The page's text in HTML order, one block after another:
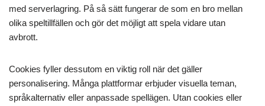
med serverlagring. På så sätt fungerar de som en bro mellan
olika speltillfällen och gör det möjligt att spela vidare utan
avbrott.
Cookies fyller dessutom en viktig roll när det gäller
personalisering. Många plattformar erbjuder visuella teman,
språkalternativ eller anpassade spellägen. Utan cookies eller